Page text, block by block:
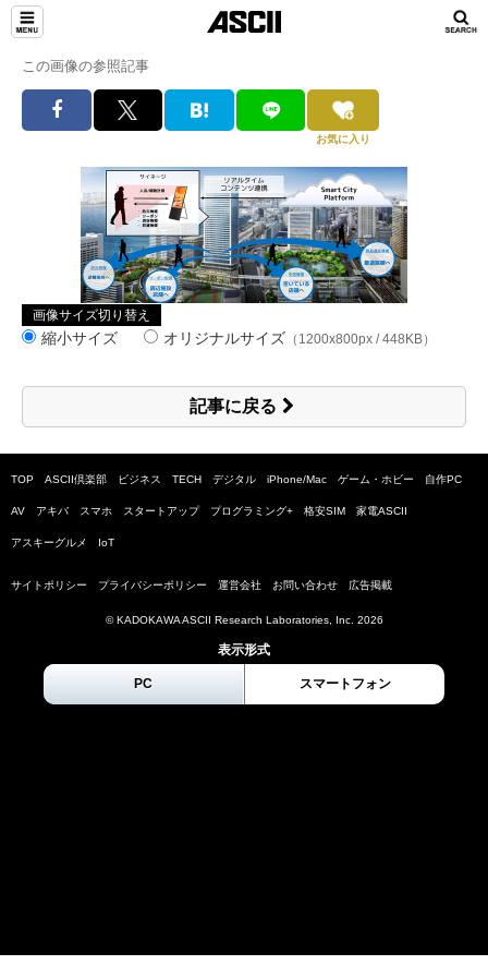
この画像の参照記事
お気に入り
画像サイズ切り替え
縮小サイズ オリジナルサイズ （1200x800px / 448KB）
記事に戻る
TOP ASCII倶楽部 ビジネス TECH デジタル iPhone/Mac ゲーム・ホビー 自作PC
AV アキバ スマホ スタートアップ プログラミング+ 格安SIM 家電ASCII
アスキーグルメ IoT
サイトポリシー プライバシーポリシー 運営会社 お問い合わせ 広告掲載
© KADOKAWA ASCII Research Laboratories, Inc. 2026
表示形式
PC スマートフォン